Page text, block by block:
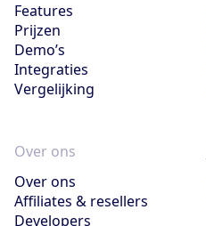
Features
Prijzen
Demo’s
Integraties
Vergelijking
Over ons
Over ons
Affiliates & resellers
Developers